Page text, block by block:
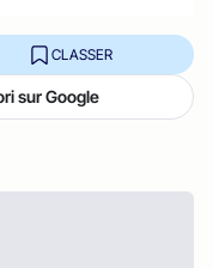
CLASSER
sur Google